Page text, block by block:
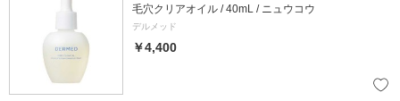
毛穴クリアオイル / 40mL / ニュウコウ
デルメッド
￥4,400